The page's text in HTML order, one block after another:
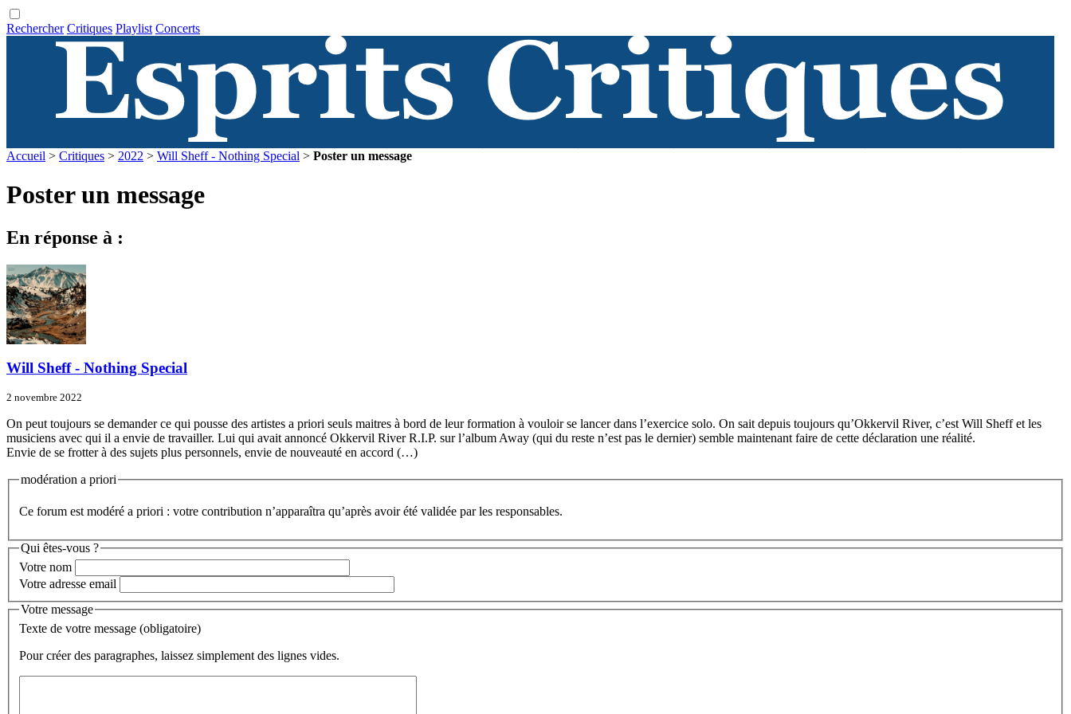
Rechercher Critiques Playlist Concerts
Accueil > Critiques > 2022 > Will Sheff - Nothing Special > Poster un message
Poster un message
En réponse à :
Will Sheff - Nothing Special
2 novembre 2022
On peut toujours se demander ce qui pousse des artistes a priori seuls maitres à bord de leur formation à vouloir se lancer dans l’exercice solo. On sait depuis toujours qu’Okkervil River, c’est Will Sheff et les
musiciens avec qui il a envie de travailler. Lui qui avait annoncé Okkervil River R.I.P. sur l’album Away (qui du reste n’est pas le dernier) semble maintenant faire de cette déclaration une réalité.
Envie de se frotter à des sujets plus personnels, envie de nouveauté en accord (…)
modération a priori
Ce forum est modéré a priori : votre contribution n’apparaîtra qu’après avoir été validée par les responsables.
Qui êtes-vous ?
Votre nom
Votre adresse email
Votre message
Texte de votre message (obligatoire)
Pour créer des paragraphes, laissez simplement des lignes vides.